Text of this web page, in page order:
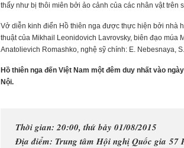
thấy như bị thôi miên bởi ảo cảnh của các nhân vật trên
Vở diễn kinh điển Hồ thiên nga được thực hiện bởi nhà
thuật của Mikhail Leonidovich Lavrovsky, biên đạo múa
Anatolievich Romashko, nghệ sỹ chính: E. Nebesnaya,
Hồ thiên nga đến Việt Nam một đêm duy nhất vào
Nội.
Thời gian: 20:00, thứ bảy 01/08/2015
Địa điểm: Trung tâm Hội nghị Quốc gia 57